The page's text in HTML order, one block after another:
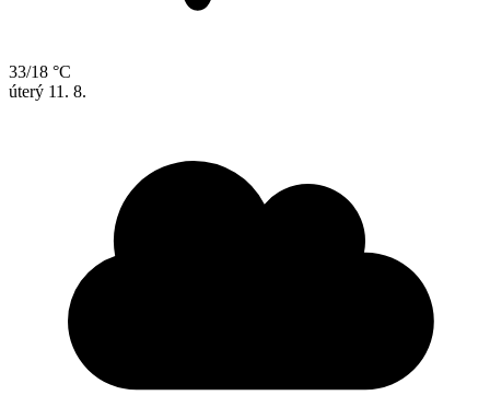
33/18 °C
úterý 11. 8.